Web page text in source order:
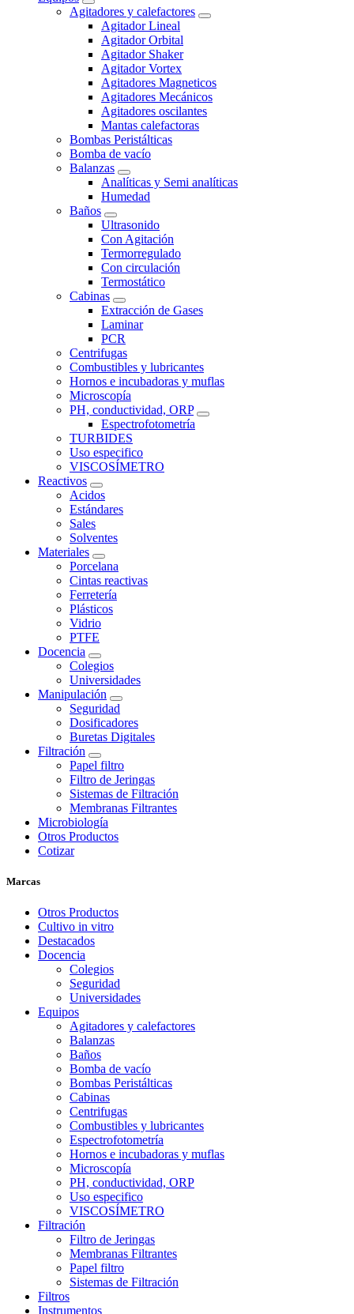
Agitadores y calefactores
Agitador Lineal
Agitador Orbital
Agitador Shaker
Agitador Vortex
Agitadores Magneticos
Agitadores Mecánicos
Agitadores oscilantes
Mantas calefactoras
Bombas Peristálticas
Bomba de vacío
Balanzas
Analíticas y Semi analíticas
Humedad
Baños
Ultrasonido
Con Agitación
Termorregulado
Con circulación
Termostático
Cabinas
Extracción de Gases
Laminar
PCR
Centrifugas
Combustibles y lubricantes
Hornos e incubadoras y muflas
Microscopía
PH, conductividad, ORP
Espectrofotometría
TURBIDES
Uso especifico
VISCOSÍMETRO
Reactivos
Acidos
Estándares
Sales
Solventes
Materiales
Porcelana
Cintas reactivas
Ferretería
Plásticos
Vidrio
PTFE
Docencia
Colegios
Universidades
Manipulación
Seguridad
Dosificadores
Buretas Digitales
Filtración
Papel filtro
Filtro de Jeringas
Sistemas de Filtración
Membranas Filtrantes
Microbiología
Otros Productos
Cotizar
Marcas
Otros Productos
Cultivo in vitro
Destacados
Docencia
Colegios
Seguridad
Universidades
Equipos
Agitadores y calefactores
Balanzas
Baños
Bomba de vacío
Bombas Peristálticas
Cabinas
Centrifugas
Combustibles y lubricantes
Espectrofotometría
Hornos e incubadoras y muflas
Microscopía
PH, conductividad, ORP
Uso especifico
VISCOSÍMETRO
Filtración
Filtro de Jeringas
Membranas Filtrantes
Papel filtro
Sistemas de Filtración
Filtros
Instrumentos